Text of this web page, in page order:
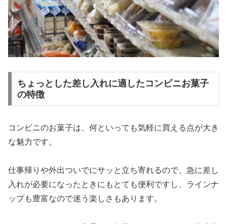
ちょっとした差し入れに適したコンビニお菓子
の特徴
コンビニのお菓子は、何といっても気軽に買える点が大き
な魅力です。
仕事帰りや外出ついでにサッと立ち寄れるので、急に差し
入れが必要になったときにもとても便利ですし、ラインナ
ップも豊富なので迷う楽しさもあります。